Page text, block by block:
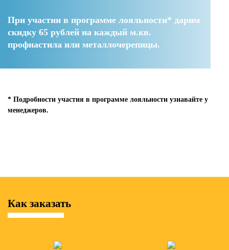
При участии в программе лояльности* дарим
скидку 65 рублей на каждый м.кв.
профнастила или металлочерепицы.
* Подробности участия в программе лояльности узнавайте у
менеджеров.
Как заказать